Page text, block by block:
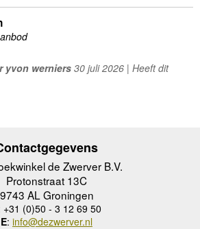
yvon werniers30 juli 2026 | Heeft dit
de Zwerver B.V.
Protonstraat 13C
9743 AL Groningen
+31 (0)50 - 3 12 69 50
E: info@dezwerver.nl